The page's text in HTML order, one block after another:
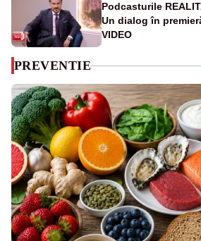
Podcasturile
Un dialog în
VIDEO
PREVENTIE